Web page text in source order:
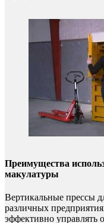
Преимущества
макулатуры
Вертикальные прессы
различных
эффективно управлять